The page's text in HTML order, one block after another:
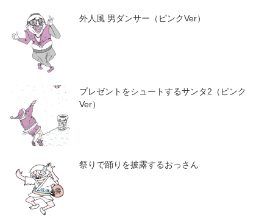
外人風 男ダンサー（ピンクVer）
プレゼントをシュートするサンタ2（ピンク
Ver）
祭りで踊りを披露するおっさん